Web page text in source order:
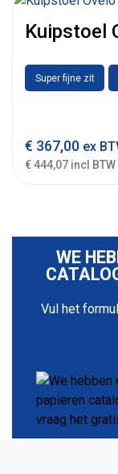
Kuipstoel
Super fijne zit
€ 367,00 ex
€ 444,07 incl BTW
WE
Vul het